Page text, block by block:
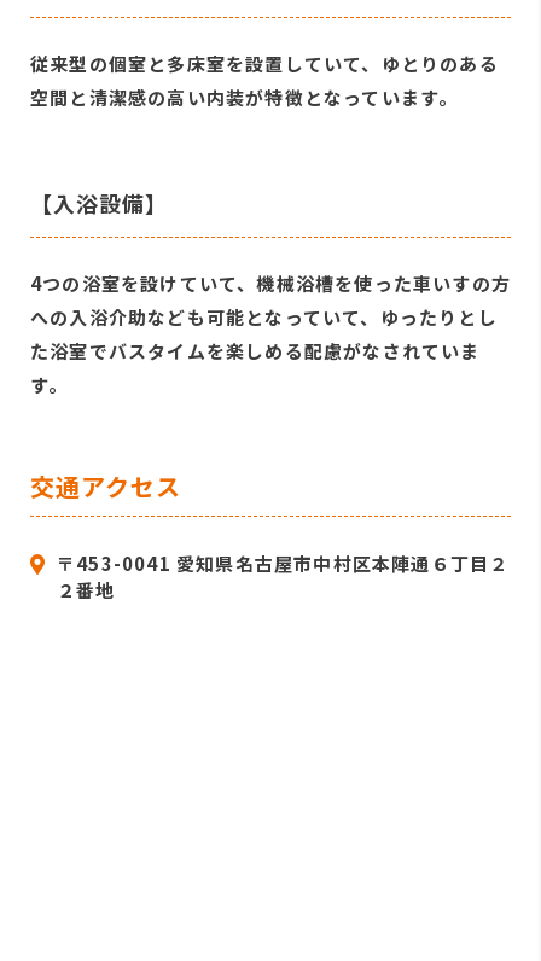
従来型の個室と多床室を設置していて、ゆとりのある
空間と清潔感の高い内装が特徴となっています。
【入浴設備】
4つの浴室を設けていて、機械浴槽を使った車いすの方
への入浴介助なども可能となっていて、ゆったりとし
た浴室でバスタイムを楽しめる配慮がなされていま
す。
交通アクセス
〒453-0041 愛知県名古屋市中村区本陣通６丁目２
２番地